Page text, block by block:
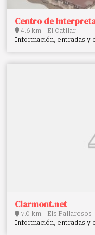
Centro de
4.6 km - El Catllar
Información, entradas y
Clarmont.net
7.0 km - Els Pallaresos
Información, entradas y